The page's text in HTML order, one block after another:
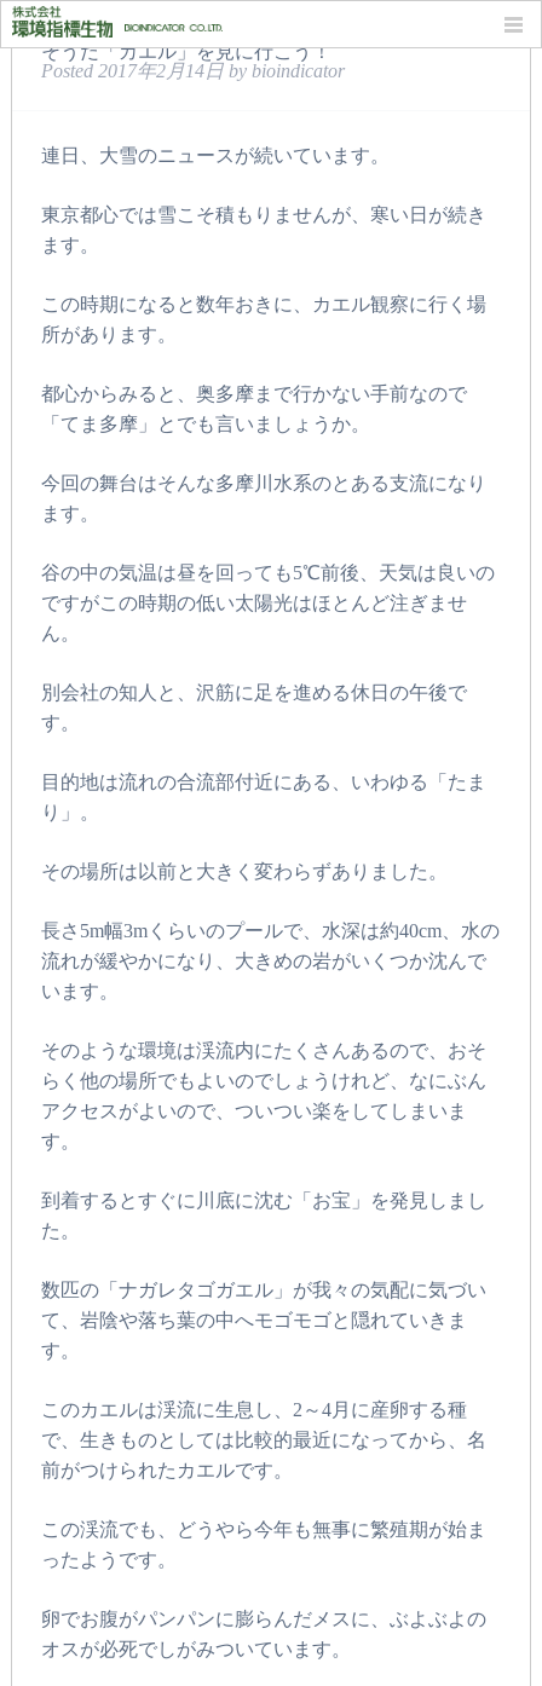
そうだ「カエル」を見に行こう！
Posted 2017年2月14日 by bioindicator
連日、大雪のニュースが続いています。
東京都心では雪こそ積もりませんが、寒い日が続き
ます。
この時期になると数年おきに、カエル観察に行く場
所があります。
都心からみると、奥多摩まで行かない手前なので
「てま多摩」とでも言いましょうか。
今回の舞台はそんな多摩川水系のとある支流になり
ます。
谷の中の気温は昼を回っても5℃前後、天気は良いの
ですがこの時期の低い太陽光はほとんど注ぎませ
ん。
別会社の知人と、沢筋に足を進める休日の午後で
す。
目的地は流れの合流部付近にある、いわゆる「たま
り」。
その場所は以前と大きく変わらずありました。
長さ5m幅3mくらいのプールで、水深は約40cm、水の
流れが緩やかになり、大きめの岩がいくつか沈んで
います。
そのような環境は渓流内にたくさんあるので、おそ
らく他の場所でもよいのでしょうけれど、なにぶん
アクセスがよいので、ついつい楽をしてしまいま
す。
到着するとすぐに川底に沈む「お宝」を発見しまし
た。
数匹の「ナガレタゴガエル」が我々の気配に気づい
て、岩陰や落ち葉の中へモゴモゴと隠れていきま
す。
このカエルは渓流に生息し、2～4月に産卵する種
で、生きものとしては比較的最近になってから、名
前がつけられたカエルです。
この渓流でも、どうやら今年も無事に繁殖期が始ま
ったようです。
卵でお腹がパンパンに膨らんだメスに、ぶよぶよの
オスが必死でしがみついています。